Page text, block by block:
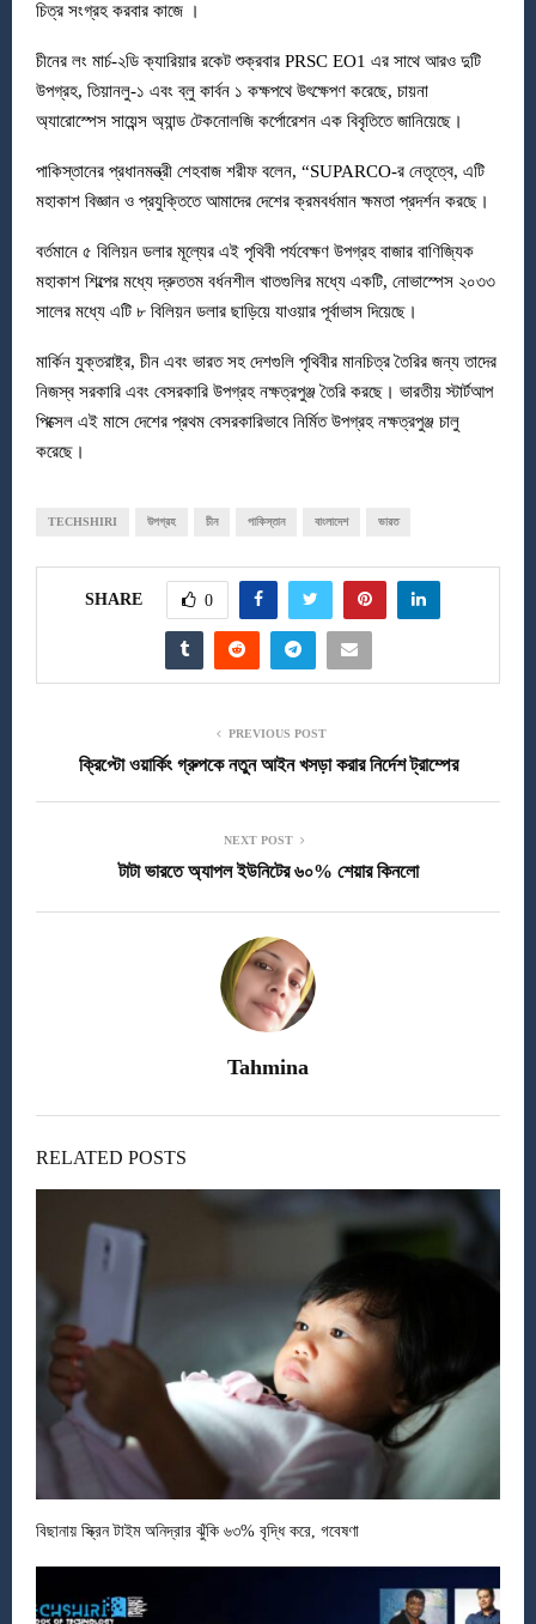
চিত্র সংগ্রহ করবার কাজে ।
চীনের লং মার্চ-২ডি ক্যারিয়ার রকেট শুক্রবার PRSC EO1 এর সাথে আরও দুটি
উপগ্রহ, তিয়ানলু-১ এবং ব্লু কার্বন ১ কক্ষপথে উৎক্ষেপণ করেছে, চায়না
অ্যারোস্পেস সায়েন্স অ্যান্ড টেকনোলজি কর্পোরেশন এক বিবৃতিতে জানিয়েছে।
পাকিস্তানের প্রধানমন্ত্রী শেহবাজ শরীফ বলেন, “SUPARCO-র নেতৃত্বে, এটি
মহাকাশ বিজ্ঞান ও প্রযুক্তিতে আমাদের দেশের ক্রমবর্ধমান ক্ষমতা প্রদর্শন করছে।
বর্তমানে ৫ বিলিয়ন ডলার মূল্যের এই পৃথিবী পর্যবেক্ষণ উপগ্রহ বাজার বাণিজ্যিক
মহাকাশ শিল্পের মধ্যে দ্রুততম বর্ধনশীল খাতগুলির মধ্যে একটি, নোভাস্পেস ২০৩৩
সালের মধ্যে এটি ৮ বিলিয়ন ডলার ছাড়িয়ে যাওয়ার পূর্বাভাস দিয়েছে।
মার্কিন যুক্তরাষ্ট্র, চীন এবং ভারত সহ দেশগুলি পৃথিবীর মানচিত্র তৈরির জন্য তাদের
নিজস্ব সরকারি এবং বেসরকারি উপগ্রহ নক্ষত্রপুঞ্জ তৈরি করছে। ভারতীয় স্টার্টআপ
পিক্সেল এই মাসে দেশের প্রথম বেসরকারিভাবে নির্মিত উপগ্রহ নক্ষত্রপুঞ্জ চালু
করেছে।
TECHSHIRI উপগ্রহ চীন পাকিস্তান বাংলাদেশ ভারত
SHARE 0
PREVIOUS POST
ক্রিপ্টো ওয়ার্কিং গ্রুপকে নতুন আইন খসড়া করার নির্দেশ ট্রাম্পের
NEXT POST
টাটা ভারতে অ্যাপল ইউনিটের ৬০% শেয়ার কিনলো
Tahmina
RELATED POSTS
বিছানায় স্ক্রিন টাইম অনিদ্রার ঝুঁকি ৬৩% বৃদ্ধি করে, গবেষণা